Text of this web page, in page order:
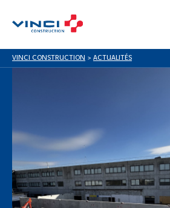
VINCI CONSTRUCTION > ACTUALITÉS